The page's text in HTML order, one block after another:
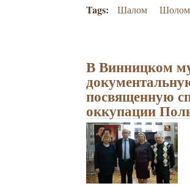
Tags: Шалом
В Винницком
посвященную
оккупации